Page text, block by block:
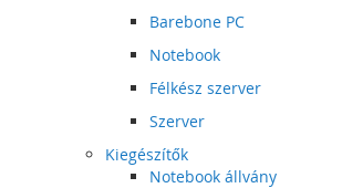
Barebone PC
Notebook
Félkész szerver
Szerver
Kiegészítők
Notebook állvány